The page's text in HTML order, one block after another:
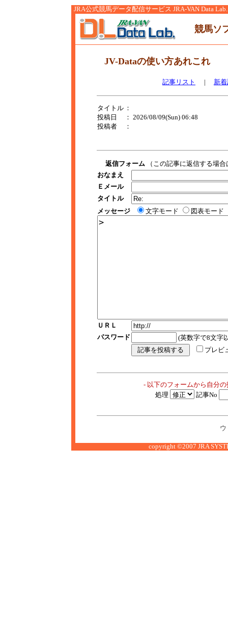
JRA公式競馬データ配信サービス JRA-VAN Data Lab.
競馬ソ
JV-Dataの使い方あれこれ
記事リスト | 新
タイトル ：
投稿日
： 2026/08/09(Sun) 06:48
投稿者
：
返信フォーム （この記事に返信する場
おなまえ
Ｅメール
タイトル
メッセージ
文字モード 図表モード
ＵＲＬ
パスワード
(英数字で8文字
プレビ
- 以下のフォームから自分
処理
記事No
copyright ©2007 JRA